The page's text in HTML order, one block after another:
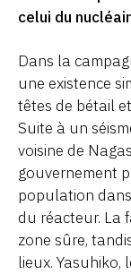
celui du
Dans la
une existence
têtes de bétail
Suite à un
voisine de
gouvernement
population
du réacteur. La
zone sûre,
lieux. Yasuhiko,